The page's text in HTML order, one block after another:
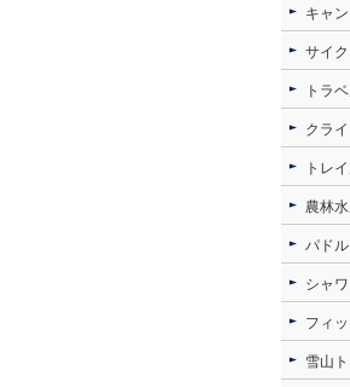
キャ
サイ
トラ
クラ
トレ
農林
パド
シャ
フィ
雪山